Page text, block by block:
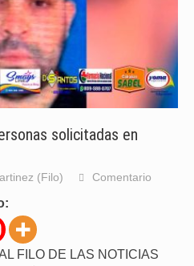
solicitadas en
(Filo) Comentario
FILO DE LAS NOTICIAS